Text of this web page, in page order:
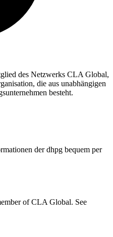
des Netzwerks CLA Global,
die aus unabhängigen
besteht.
der dhpg bequem per
of CLA Global. See